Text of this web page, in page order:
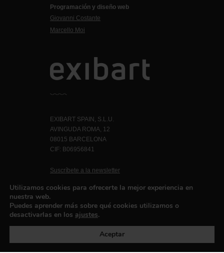
Programación y diseño web
Giovanni Costante
Marcello Moi
EXIBART SPAIN, S.L.U.
AVINGUDA ROMA, 12
08015 BARCELONA
CIF: B06956841
Suscríbete a la newsletter
Política de privacidad
Utilizamos cookies para ofrecerte la mejor experiencia en
nuestra web.
Puedes aprender más sobre qué cookies utilizamos o
desactivarlas en los ajustes.
Aceptar